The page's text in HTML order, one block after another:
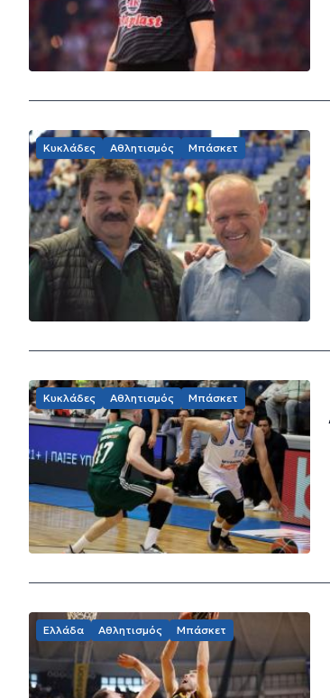
Κυκλάδες Αθλητισμός Μπάσκετ
Κυκλάδες Αθλητισμός Μπάσκετ
Ελλάδα Αθλητισμός Μπάσκετ